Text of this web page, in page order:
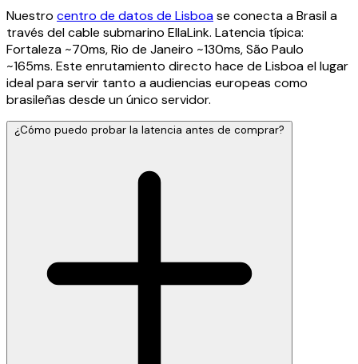
Nuestro centro de datos de Lisboase conecta a Brasil a
través del cable submarino EllaLink. Latencia típica:
Fortaleza ~70ms, Rio de Janeiro ~130ms, São Paulo
~165ms. Este enrutamiento directo hace de Lisboa el lugar
ideal para servir tanto a audiencias europeas como
brasileñas desde un único servidor.
¿Cómo puedo probar la latencia antes de comprar?